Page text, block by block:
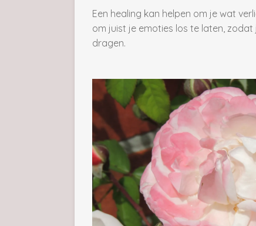
Een healing kan helpen om je wat
om juist je emoties los te laten,
dragen.